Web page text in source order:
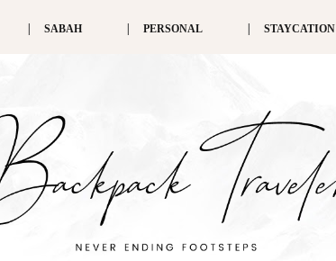
SABAH PERSONAL STAYCATION